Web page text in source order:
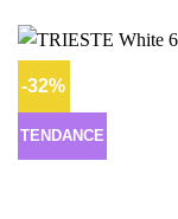
-32%
TENDANCE